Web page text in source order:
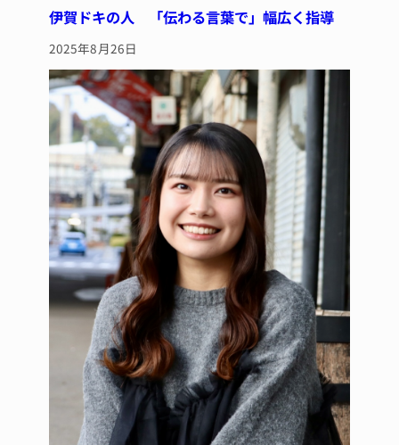
伊賀ドキの人 「伝わる言葉で」幅広く指導
2025年8月26日